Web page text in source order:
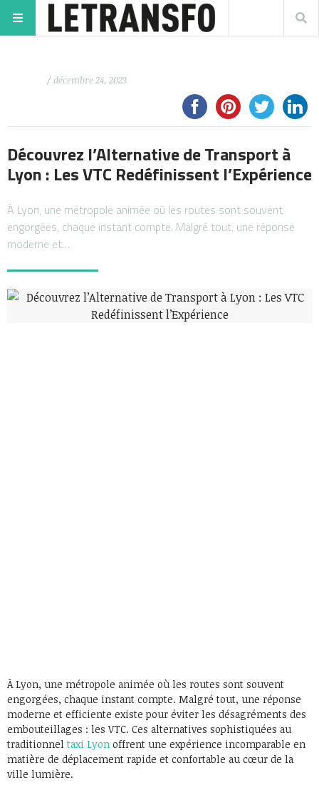
/ décembre 24, 2023
Découvrez l’Alternative de Transport à
Lyon : Les VTC Redéfinissent l’Expérience
À Lyon, une métropole animée où les routes sont souvent
engorgées, chaque instant compte. Malgré tout, une réponse
moderne et…
À Lyon, une métropole animée où les routes sont souvent
engorgées, chaque instant compte. Malgré tout, une réponse
moderne et efficiente existe pour éviter les désagréments des
embouteillages : les VTC. Ces alternatives sophistiquées au
traditionneltaxi Lyon offrent une expérience incomparable en
matière de déplacement rapide et confortable au cœur de la
ville lumière.